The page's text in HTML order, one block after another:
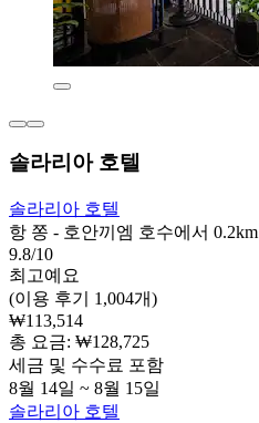
솔라리아 호텔
솔라리아 호텔
항 쫑 - 호안끼엠 호수에서 0.2km
9.8/10
최고예요
(이용 후기 1,004개)
₩113,514
총 요금: ₩128,725
세금 및 수수료 포함
8월 14일 ~ 8월 15일
솔라리아 호텔